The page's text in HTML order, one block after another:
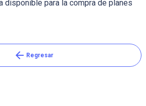
disponible para la compra de planes
arrow_back Regresar